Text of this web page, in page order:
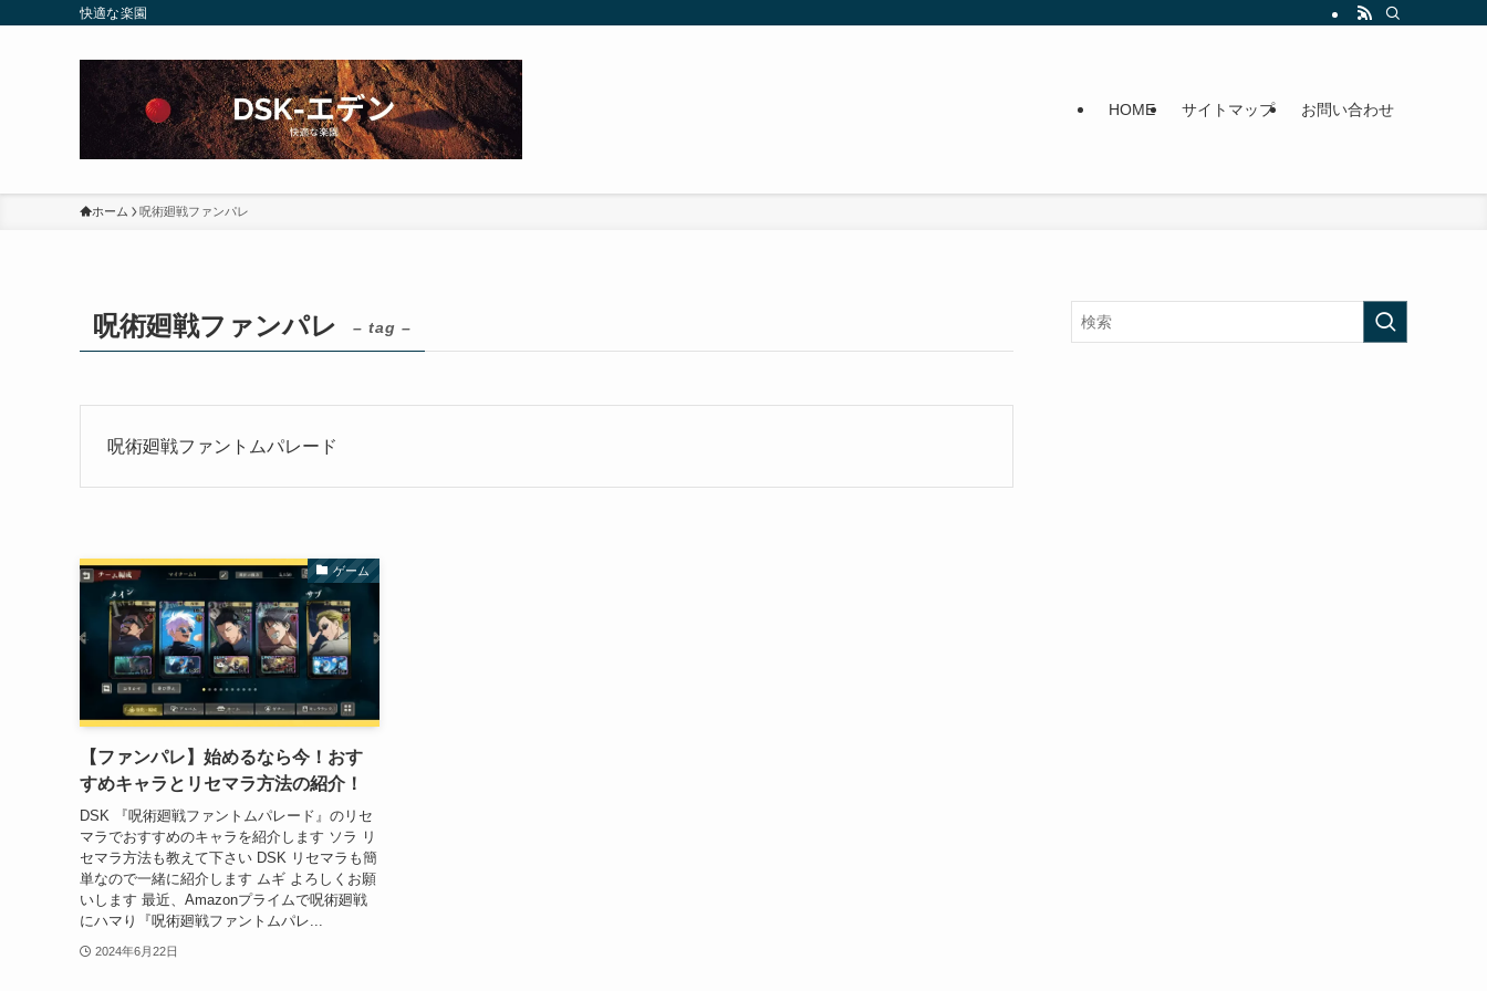
快適な楽園
HOME サイトマップ お問い合わせ
ホーム 呪術廻戦ファンパレ
呪術廻戦ファンパレ – tag –
呪術廻戦ファントムパレード
ゲーム
【ファンパレ】始めるなら今！おす
すめキャラとリセマラ方法の紹介！
DSK 『呪術廻戦ファントムパレード』のリセ
マラでおすすめのキャラを紹介します ソラ リ
セマラ方法も教えて下さい DSK リセマラも簡
単なので一緒に紹介します ムギ よろしくお願
いします 最近、Amazonプライムで呪術廻戦
にハマり『呪術廻戦ファントムパレ...
2024年6月22日